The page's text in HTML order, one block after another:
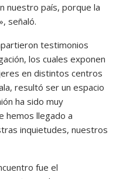
nuestro país, porque la
señaló.
testimonios
los cuales exponen
en distintos centros
resultó ser un espacio
ha sido muy
hemos llegado a
inquietudes, nuestros
fue el